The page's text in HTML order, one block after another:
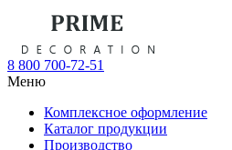
8 800 700-72-51
Меню
Комплексное оформление
Каталог продукции
Производство